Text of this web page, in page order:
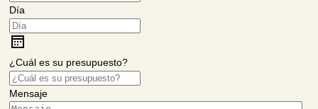
Día
a
r
r
¿Cuál es su presupuesto?
Mensaje